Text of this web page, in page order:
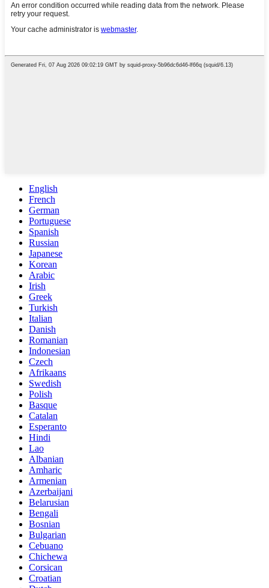
English
French
German
Portuguese
Spanish
Russian
Japanese
Korean
Arabic
Irish
Greek
Turkish
Italian
Danish
Romanian
Indonesian
Czech
Afrikaans
Swedish
Polish
Basque
Catalan
Esperanto
Hindi
Lao
Albanian
Amharic
Armenian
Azerbaijani
Belarusian
Bengali
Bosnian
Bulgarian
Cebuano
Chichewa
Corsican
Croatian